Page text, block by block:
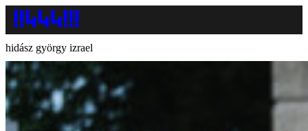
hidász györgy izrael